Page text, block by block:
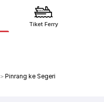
Tiket Ferry
＞Pinrang ke Segeri